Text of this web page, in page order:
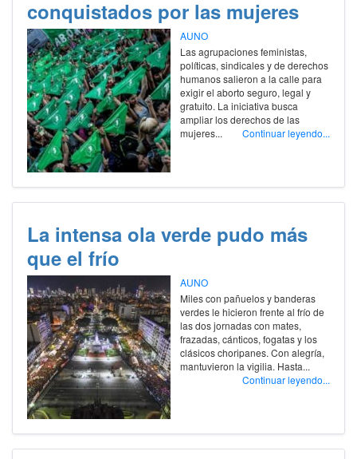
conquistados por las mujeres
AUNO
Las agrupaciones feministas,
políticas, sindicales y de derechos
humanos salieron a la calle para
exigir el aborto seguro, legal y
gratuito. La iniciativa busca
ampliar los derechos de las
mujeres...
Continuar leyendo...
La intensa ola verde pudo más
que el frío
AUNO
Miles con pañuelos y banderas
verdes le hicieron frente al frío de
las dos jornadas con mates,
frazadas, cánticos, fogatas y los
clásicos choripanes. Con alegría,
mantuvieron la vigilia. Hasta...
Continuar leyendo...